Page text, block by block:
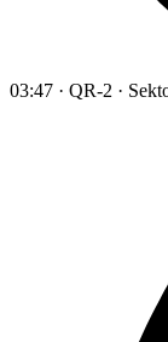
03:47 · QR-2 ·